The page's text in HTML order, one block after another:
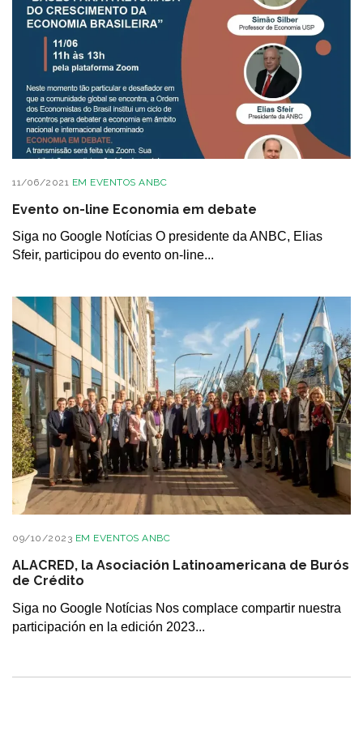
11/06/2021 EM EVENTOS ANBC
Evento on-line Economia em debate
Siga no Google Notícias O presidente da ANBC, Elias
Sfeir, participou do evento on-line...
09/10/2023 EM EVENTOS ANBC
ALACRED, la Asociación Latinoamericana de Burós
de Crédito
Siga no Google Notícias Nos complace compartir nuestra
participación en la edición 2023...